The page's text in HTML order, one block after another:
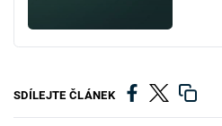
SDÍLEJTE ČLÁNEK